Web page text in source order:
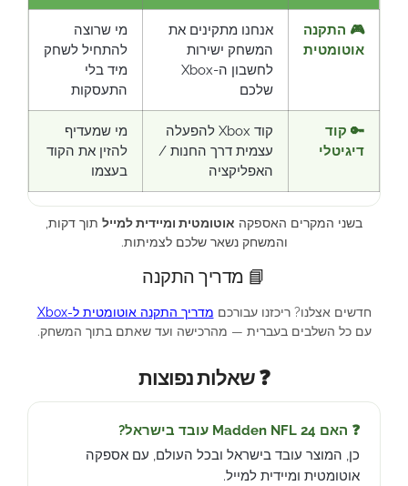
🎮 התקנה
אוטומטית
אנחנו מתקינים את
המשחק ישירות
לחשבון ה-Xbox
שלכם
מי שרוצה
להתחיל לשחק
מיד בלי
התעסקות
🔑 קוד
דיגיטלי
קוד Xbox להפעלה
עצמית דרך החנות /
האפליקציה
מי שמעדיף
להזין את הקוד
בעצמו
בשני המקרים האספקה אוטומטית ומיידית למייל תוך דקות,
והמשחק נשאר שלכם לצמיתות.
📘 מדריך התקנה
חדשים אצלנו? ריכזנו עבורכם מדריך התקנה אוטומטית ל-Xbox
עם כל השלבים בעברית — מהרכישה ועד שאתם בתוך המשחק.
❓ שאלות נפוצות
❓ האם Madden NFL 24 עובד בישראל?
כן, המוצר עובד בישראל ובכל העולם, עם אספקה
אוטומטית ומיידית למייל.